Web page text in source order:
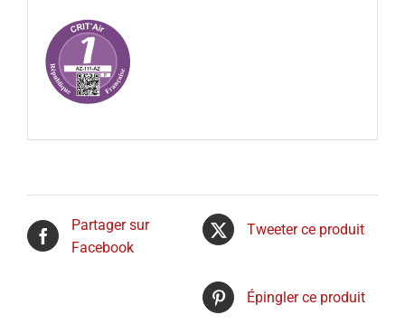
Partager sur
Facebook
Tweeter ce produit
Épingler ce produit